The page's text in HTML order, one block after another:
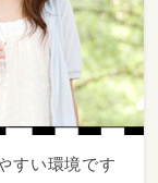
すい環境です